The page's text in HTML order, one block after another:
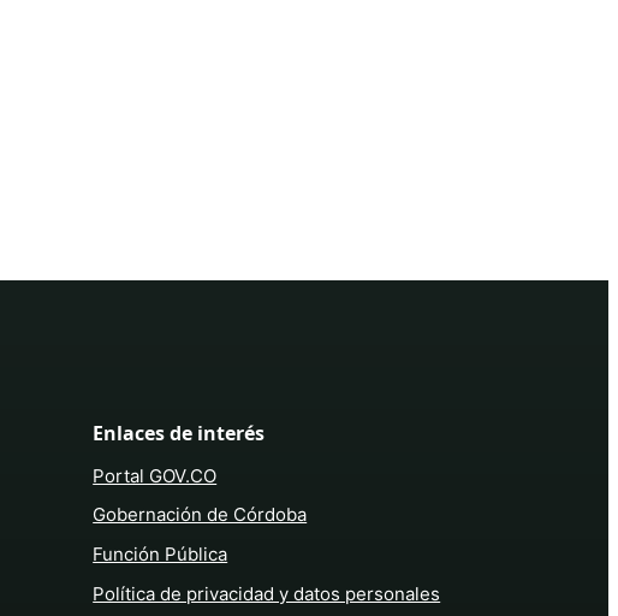
Enlaces de interés
Portal GOV.CO
Gobernación de Córdoba
Función Pública
Política de privacidad y datos personales